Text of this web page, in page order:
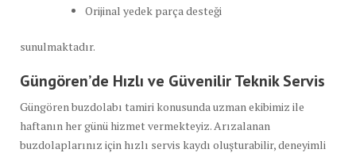
Orijinal yedek parça desteği
sunulmaktadır.
Güngören’de Hızlı ve Güvenilir Teknik Servis
Güngören buzdolabı tamiri konusunda uzman ekibimiz ile
haftanın her günü hizmet vermekteyiz. Arızalanan
buzdolaplarınız için hızlı servis kaydı oluşturabilir, deneyimli